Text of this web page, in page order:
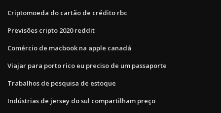
Criptomoeda do cartão de crédito rbc
Previsões cripto 2020 reddit
Comércio de macbook na apple canadá
Viajar para porto rico eu preciso de um passaporte
Trabalhos de pesquisa de estoque
Indústrias de jersey do sul compartilham preço